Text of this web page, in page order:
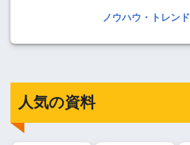
ノウハウ・トレンド
人気の資料